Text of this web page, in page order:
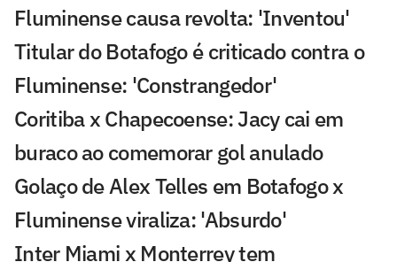
Fluminense causa revolta: 'Inventou'
Titular do Botafogo é criticado contra o
Fluminense: 'Constrangedor'
Coritiba x Chapecoense: Jacy cai em
buraco ao comemorar gol anulado
Golaço de Alex Telles em Botafogo x
Fluminense viraliza: 'Absurdo'
Inter Miami x Monterrey tem